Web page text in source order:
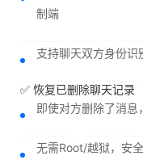
制端
支持聊天双方身份识
✅ 恢复已删除聊天记录
即使对方删除了消
无需Root/越狱，安